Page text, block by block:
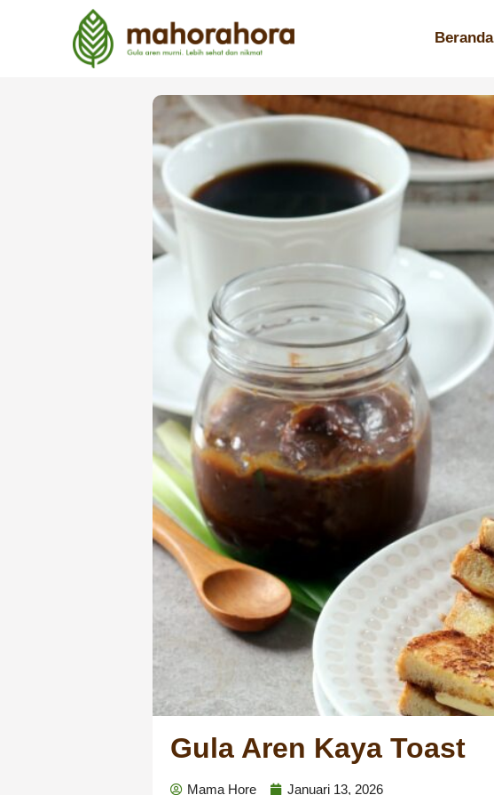
Beranda
Gula Aren Kaya Toast
Mama Hore Januari 13, 2026